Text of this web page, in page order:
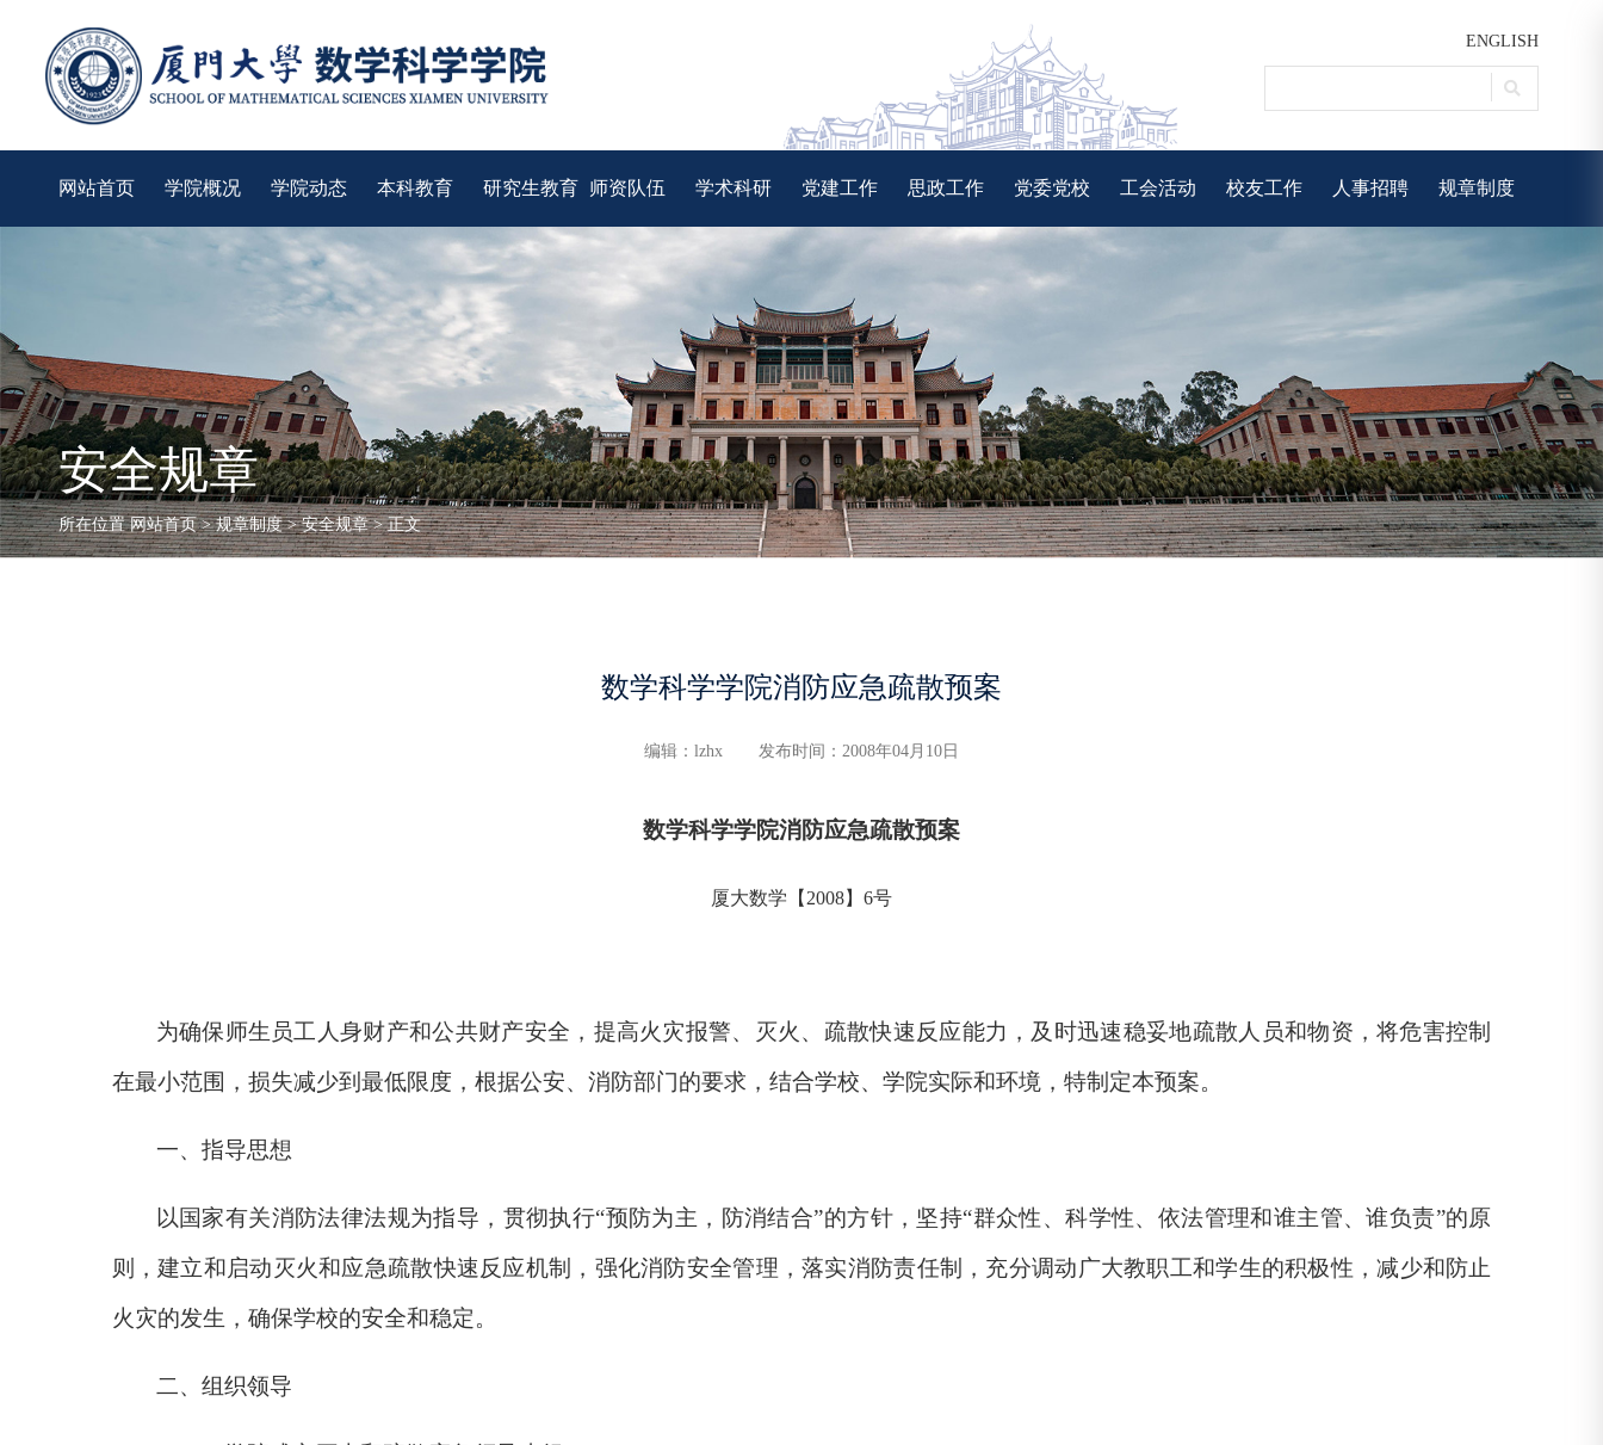
ENGLISH
网站首页 学院概况 学院动态 本科教育 研究生教育 师资队伍 学术科研 党建工作 思政工作 党委党校 工会活动 校友工作 人事招聘 规章制度
安全规章
所在位置网站首页>规章制度>安全规章> 正文
数学科学学院消防应急疏散预案
编辑：lzhx 发布时间：2008年04月10日
数学科学学院消防应急疏散预案
厦大数学【2008】6号
为确保师生员工人身财产和公共财产安全，提高火灾报警、灭火、疏散快速反应能力，及时迅速稳妥地疏散人员和物资，将危害控制
在最小范围，损失减少到最低限度，根据公安、消防部门的要求，结合学校、学院实际和环境，特制定本预案。
一、指导思想
以国家有关消防法律法规为指导，贯彻执行“预防为主，防消结合”的方针，坚持“群众性、科学性、依法管理和谁主管、谁负责”的原
则，建立和启动灭火和应急疏散快速反应机制，强化消防安全管理，落实消防责任制，充分调动广大教职工和学生的积极性，减少和防止
火灾的发生，确保学校的安全和稳定。
二、组织领导